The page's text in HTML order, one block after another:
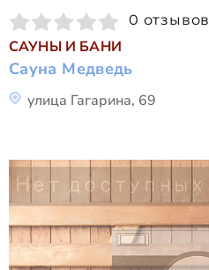
0 отзывов
САУНЫ И БАНИ
Сауна Медведь
улица Гагарина, 69